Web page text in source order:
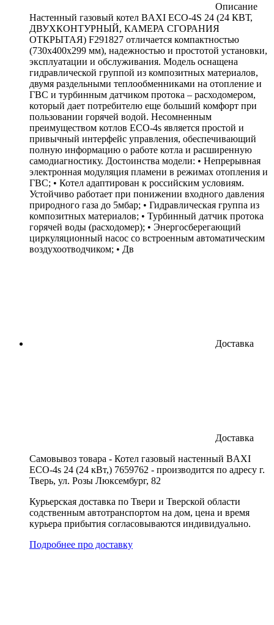
Описание
Настенный газовый котел BAXI ECO-4S 24 (24 КВТ,
ДВУХКОНТУРНЫЙ, КАМЕРА СГОРАНИЯ
ОТКРЫТАЯ) F291827 отличается компактностью
(730х400х299 мм), надежностью и простотой установки,
эксплуатации и обслуживания. Модель оснащена
гидравлической группой из композитных материалов,
двумя раздельными теплообменниками на отопление и
ГВС и турбинным датчиком протока – расходомером,
который дает потребителю еще больший комфорт при
пользовании горячей водой. Несомненным
преимуществом котлов ECO-4s является простой и
привычный интерфейс управления, обеспечивающий
полную информацию о работе котла и расширенную
самодиагностику. Достоинства модели: • Непрерывная
электронная модуляция пламени в режимах отопления и
ГВС; • Котел адаптирован к российским условиям.
Устойчиво работает при понижении входного давления
природного газа до 5мбар; • Гидравлическая группа из
композитных материалов; • Турбинный датчик протока
горячей воды (расходомер); • Энергосберегающий
циркуляционный насос со встроенным автоматическим
воздухоотводчиком; • Дв
Доставка
Доставка
Cамовывоз товара - Котел газовый настенный BAXI
ECO-4s 24 (24 кВт,) 7659762 - производится по адресу г.
Тверь, ул. Розы Люксембург, 82
Курьерская доставка по Твери и Тверской области
содственным автотранспортом на дом, цена и время
курьера прибытия согласовываются индивидуально.
Подробнее про доставку